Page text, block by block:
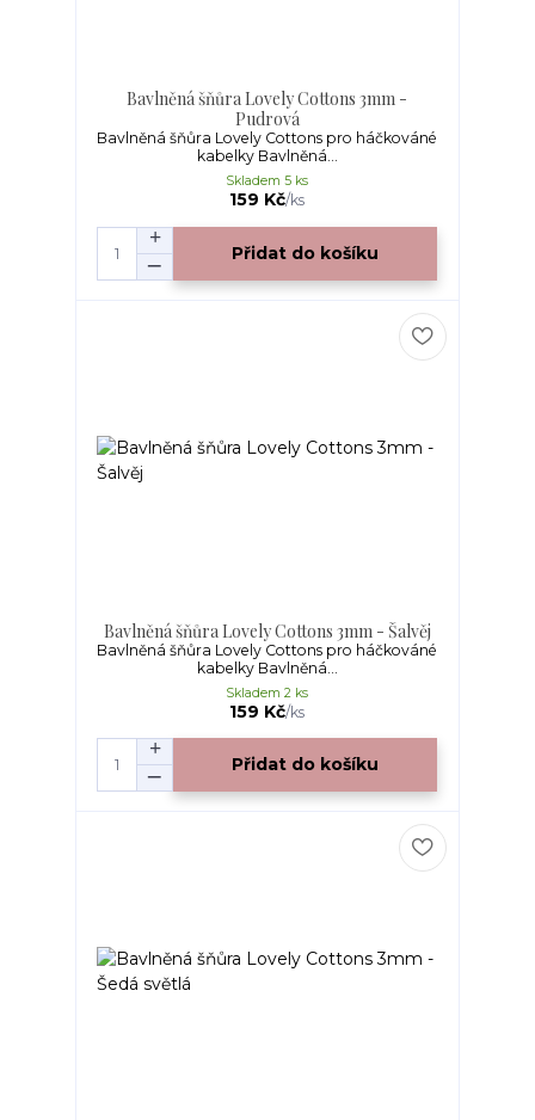
Bavlněná šňůra Lovely Cottons 3mm -
Pudrová
Bavlněná šňůra Lovely Cottons pro háčkováné
kabelky Bavlněná...
159 Kč/ks
Skladem 5 ks
Přidat do košíku
Bavlněná šňůra Lovely Cottons 3mm - Šalvěj
Bavlněná šňůra Lovely Cottons pro háčkováné
kabelky Bavlněná...
159 Kč/ks
Skladem 2 ks
Přidat do košíku